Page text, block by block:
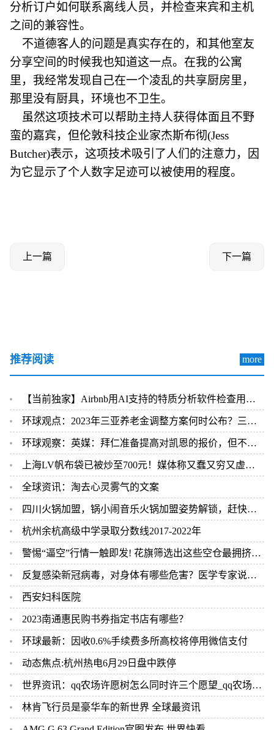
分析订户如何联系离线人员，并检查来宾和主机
之间的兼容性。
不道德客人的问题是真实存在的，和其他室友
分享空间的时候我也知道这一点。在我的公寓
里，我经常发现自己在一个凌乱的共享厨房里，
那里没有厨具，环境也不卫生。
虽然这项技术可以帮助主持人获得体面且不野
蛮的嘉宾，但伦敦科技企业家杰斯布彻(Jess
Butcher)表示，这项技术吸引了人们的注意力，因
为它显示了个人数字足迹可以被使用的程度。
上一篇 下一篇
推荐阅读 more
【当前独家】Airbnb用AI支持的特质分析软件检查用户背景
环球观点：2023年三亚养老金调整方案何时公布？三亚的退休养老金如何计算？
环球观察：英媒：拜仁准备提高对凯恩的报价，但不会超过1亿欧
上海LV帆布袋已被炒至700元！媒体称又蠢又穷又虚荣 但依然被疯抢 世界最新
全球资讯：淘去心灵雾气的文案
四川火锅加盟，锅小闹音乐火锅加盟姿势解锁，赶快行动！ 世界播报
杭州余杭高级中学录取分数线2017-2022年
警惕“逼空”行情一触即发! 花旗筛选出这些空仓最拥挤的美股 当前看点
反复感染新冠病毒，对身体有哪些危害？医学专家说出实情 天天新视野
西安妇科医院
2023南通惠民购书券指定书店有哪些？
环球最新：因收0.6%手续费多所高校将停用微信支付
动态焦点:杭州热电6月29日盘中跌停
世界资讯：qq农场许愿树怎么同时许三个愿望_qq农场许愿树
林肯飞行员是豪华车的新世界 全球最资讯